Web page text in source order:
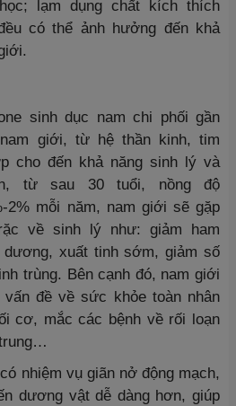
lạm dụng chất kích thích
có thể ảnh hưởng đến khả
sinh dục nam chi phối gần
giới, từ hệ thần kinh, tim
cho đến khả năng sinh lý và
từ sau 30 tuổi, nồng độ
2% mỗi năm, nam giới sẽ gặp
về sinh lý như: giảm ham
xuất tinh sớm, giảm số
trùng. Bên cạnh đó, nam giới
đề về sức khỏe toàn nhân
cơ, mắc các bệnh về rối loạn
nhiệm vụ giãn nở động mạch,
dương vật dễ dàng hơn, giúp